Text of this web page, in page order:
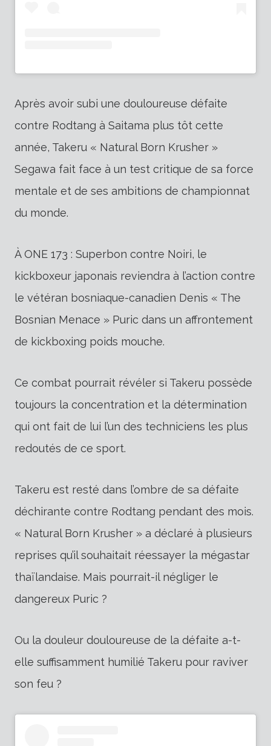
Après avoir subi une douloureuse défaite
contre Rodtang à Saitama plus tôt cette
année, Takeru « Natural Born Krusher »
Segawa fait face à un test critique de sa force
mentale et de ses ambitions de championnat
du monde.
À ONE 173 : Superbon contre Noiri, le
kickboxeur japonais reviendra à l’action contre
le vétéran bosniaque-canadien Denis « The
Bosnian Menace » Puric dans un affrontement
de kickboxing poids mouche.
Ce combat pourrait révéler si Takeru possède
toujours la concentration et la détermination
qui ont fait de lui l’un des techniciens les plus
redoutés de ce sport.
Takeru est resté dans l’ombre de sa défaite
déchirante contre Rodtang pendant des mois.
« Natural Born Krusher » a déclaré à plusieurs
reprises qu’il souhaitait réessayer la mégastar
thaïlandaise. Mais pourrait-il négliger le
dangereux Puric ?
Ou la douleur douloureuse de la défaite a-t-
elle suffisamment humilié Takeru pour raviver
son feu ?